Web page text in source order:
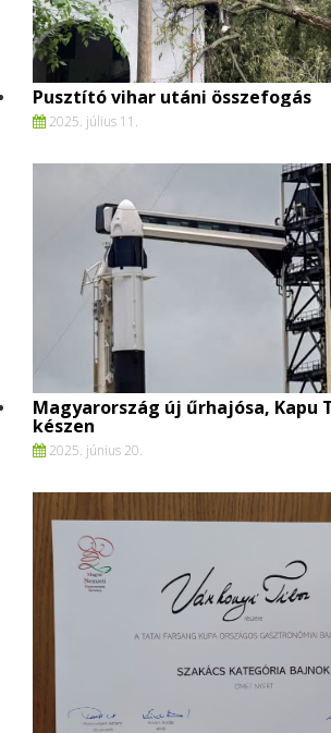
Pusztító vihar utáni összefogás
2025. július 11.
Magyarország új űrhajósa, Kapu
készen
2025. június 20.